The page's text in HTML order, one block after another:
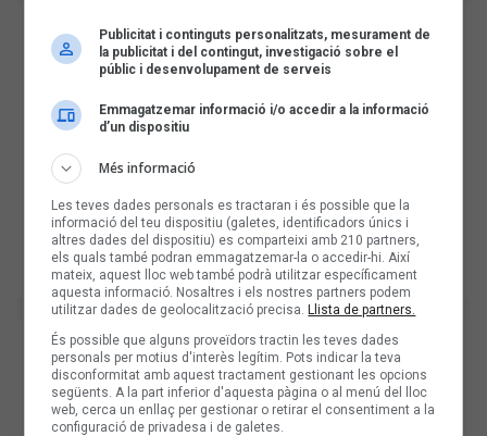
Publicitat i continguts personalitzats, mesurament de
la publicitat i del contingut, investigació sobre el
públic i desenvolupament de serveis
Emmagatzemar informació i/o accedir a la informació
d’un dispositiu
Més informació
Les teves dades personals es tractaran i és possible que la
informació del teu dispositiu (galetes, identificadors únics i
altres dades del dispositiu) es comparteixi amb 210 partners,
els quals també podran emmagatzemar-la o accedir-hi. Així
mateix, aquest lloc web també podrà utilitzar específicament
aquesta informació. Nosaltres i els nostres partners podem
utilitzar dades de geolocalització precisa.Llista de partners.
És possible que alguns proveïdors tractin les teves dades
personals per motius d'interès legítim. Pots indicar la teva
disconformitat amb aquest tractament gestionant les opcions
següents. A la part inferior d'aquesta pàgina o al menú del lloc
web, cerca un enllaç per gestionar o retirar el consentiment a la
configuració de privadesa i de galetes.